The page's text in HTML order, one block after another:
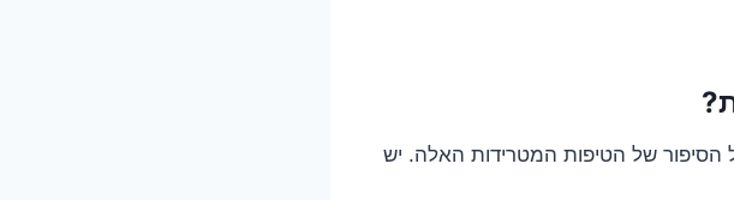
הסיפור של הטיפות המטרידות האלה. יש